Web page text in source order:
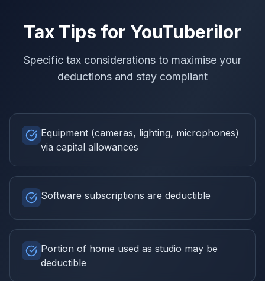
Tax Tips for YouTuberilor
Specific tax considerations to maximise your
deductions and stay compliant
Equipment (cameras, lighting, microphones)
via capital allowances
Software subscriptions are deductible
Portion of home used as studio may be
deductible